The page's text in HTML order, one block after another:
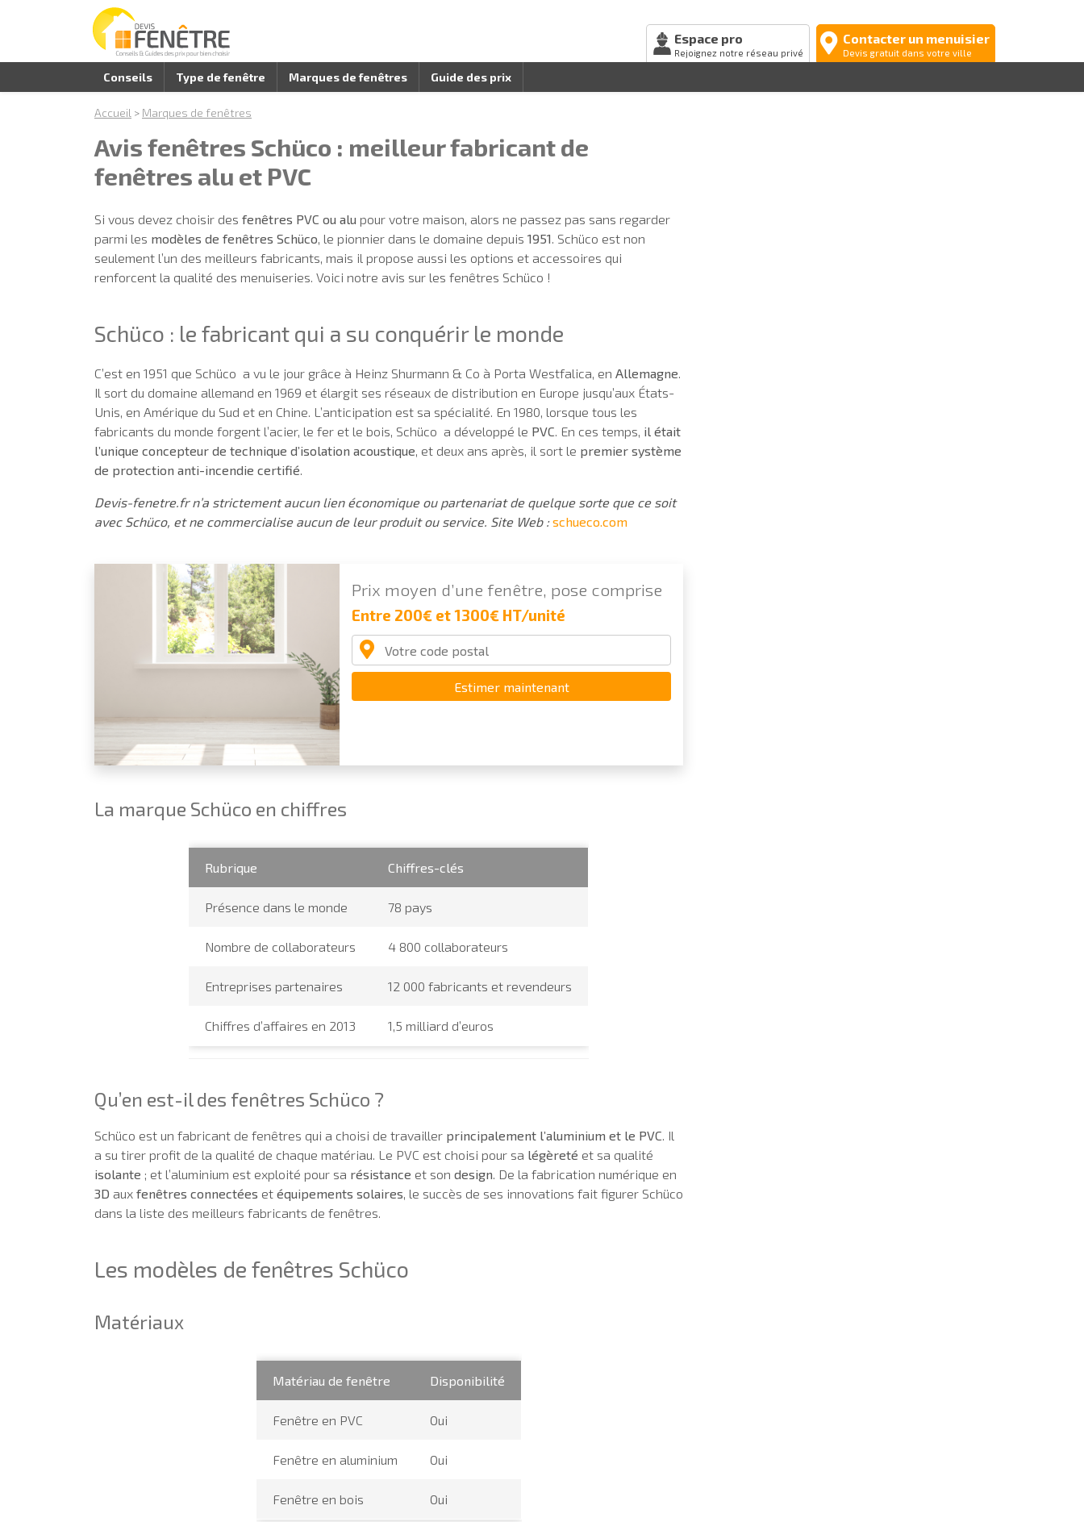
Espace pro
Rejoignez notre réseau privé
Contacter un menuisier
Devis gratuit dans votre ville
Conseils Type de fenêtre Marques de fenêtres Guide des prix
Accueil > Marques de fenêtres
Avis fenêtres Schüco : meilleur fabricant de
fenêtres alu et PVC
Si vous devez choisir des fenêtres PVC ou alu pour votre maison, alors ne passez pas sans regarder
parmi les modèles de fenêtres Schüco, le pionnier dans le domaine depuis 1951. Schüco est non
seulement l’un des meilleurs fabricants, mais il propose aussi les options et accessoires qui
renforcent la qualité des menuiseries. Voici notre avis sur les fenêtres Schüco !
Schüco : le fabricant qui a su conquérir le monde
C’est en 1951 que Schüco a vu le jour grâce à Heinz Shurmann & Co à Porta Westfalica, en Allemagne
Il sort du domaine allemand en 1969 et élargit ses réseaux de distribution en Europe jusqu’aux États-
Unis, en Amérique du Sud et en Chine. L’anticipation est sa spécialité. En 1980, lorsque tous les
fabricants du monde forgent l’acier, le fer et le bois, Schüco a développé le PVC . En ces temps, il était
l’unique concepteur de technique d’isolation acoustique , et deux ans après, il sort le premier système
de protection anti-incendie certifié
Devis-fenetre.fr n’a strictement aucun lien économique ou partenariat de quelque sorte que ce soit
avec Schüco, et ne commercialise aucun de leur produit ou service. Site Web :schueco.com
Prix moyen d’une fenêtre, pose comprise
Entre 200€ et 1300€ HT/unité
Estimer maintenant
La marque Schüco en chiffres
Rubrique Chiffres-clés
Présence dans le monde 78 pays
Nombre de collaborateurs 4 800 collaborateurs
Entreprises partenaires 12 000 fabricants et revendeurs
Chiffres d’affaires en 2013 1,5 milliard d’euros
Qu’en est-il des fenêtres Schüco ?
Schüco est un fabricant de fenêtres qui a choisi de travailler principalement l’aluminium et le PVC. Il
a su tirer profit de la qualité de chaque matériau. Le PVC est choisi pour sa légèreté et sa qualité
isolante ; et l’aluminium est exploité pour sa résistance et son design. De la fabrication numérique en
3D aux fenêtres connectées et équipements solaires, le succès de ses innovations fait figurer Schüco
dans la liste des meilleurs fabricants de fenêtres.
Les modèles de fenêtres Schüco
Matériaux
Matériau de fenêtre Disponibilité
Fenêtre en PVC Oui
Fenêtre en aluminium Oui
Fenêtre en bois Oui